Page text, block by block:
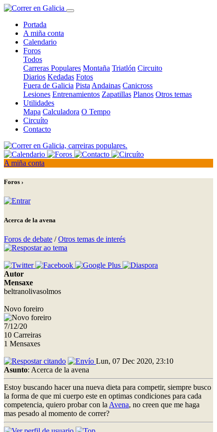
Portada
A miña conta
Calendario
Foros
Todos
Carreras Populares Montaña Triatlón Circuito
Diarios Kedadas Fotos
Fuera de Galicia Pista Andainas Canicross
Lesiones Entrenamientos Zapatillas Planos Otros temas
Utilidades
Mapa Calculadora O Tempo
Circuíto
Contacto
A miña conta
Foros ›
Acerca de la avena
Foros de debate /Otros temas de interés
Autor
Mensaxe
beltranolivasolmos
Novo foreiro
7/12/20
10 Carreiras
1 Mensaxes
Lun, 07 Dec 2020, 23:10
Asunto: Acerca de la avena
Estoy buscando hacer una nueva dieta para competir, siempre busco
la forma de que mi cuerpo este en optimas condiciones para cada
competencia, quiero probar con la Avena, no creen que me haga
mas pesado al momento de correr?